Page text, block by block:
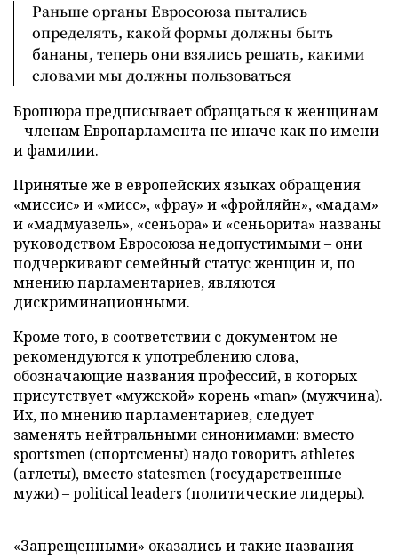
Раньше органы Евросоюза пытались
определять, какой формы должны быть
бананы, теперь они взялись решать, какими
словами мы должны пользоваться
Брошюра предписывает обращаться к женщинам
– членам Европарламента не иначе как по имени
и фамилии.
Принятые же в европейских языках обращения
«миссис» и «мисс», «фрау» и «фройляйн», «мадам»
и «мадмуазель», «сеньора» и «сеньорита» названы
руководством Евросоюза недопустимыми – они
подчеркивают семейный статус женщин и, по
мнению парламентариев, являются
дискриминационными.
Кроме того, в соответствии с документом не
рекомендуются к употреблению слова,
обозначающие названия профессий, в которых
присутствует «мужской» корень «man» (мужчина).
Их, по мнению парламентариев, следует
заменять нейтральными синонимами: вместо
sportsmen (спортсмены) надо говорить athletes
(атлеты), вместо statesmen (государственные
мужи) – political leaders (политические лидеры).
«Запрещенными» оказались и такие названия